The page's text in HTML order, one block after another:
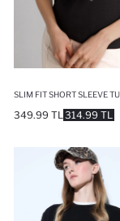
SLIM FIT SHORT SLEEVE
314.99 TL
349.99 TL